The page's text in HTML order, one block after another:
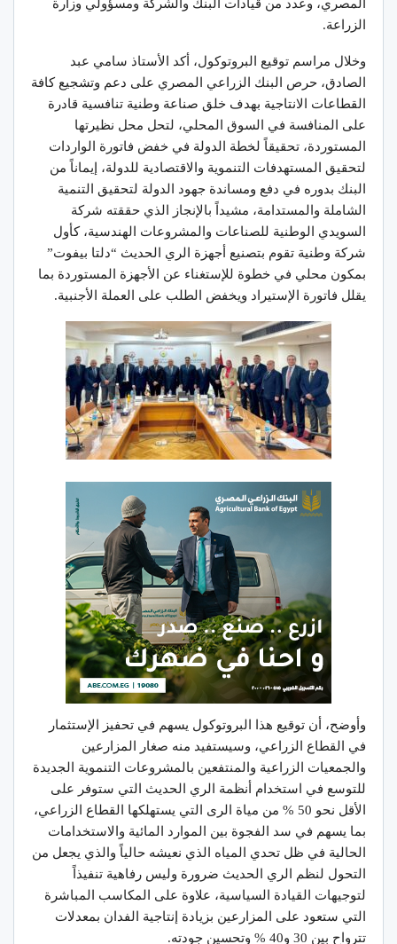
المصري، وعدد من قيادات البنك والشركة ومسؤولي وزارة
الزراعة.
وخلال مراسم توقيع البروتوكول، أكد الأستاذ سامي عبد
الصادق، حرص البنك الزراعي المصري على دعم وتشجيع كافة
القطاعات الانتاجية بهدف خلق صناعة وطنية تنافسية قادرة
على المنافسة في السوق المحلي، لتحل محل نظيرتها
المستوردة، تحقيقاً لخطة الدولة في خفض فاتورة الواردات
لتحقيق المستهدفات التنموية والاقتصادية للدولة، إيماناً من
البنك بدوره في دفع ومساندة جهود الدولة لتحقيق التنمية
الشاملة والمستدامة، مشيداً بالإنجاز الذي حققته شركة
السويدي الوطنية للصناعات والمشروعات الهندسية، كأول
شركة وطنية تقوم بتصنيع أجهزة الري الحديث “دلتا بيفوت”
بمكون محلي في خطوة للإستغناء عن الأجهزة المستوردة بما
يقلل فاتورة الإستيراد ويخفض الطلب على العملة الأجنبية.
وأوضح، أن توقيع هذا البروتوكول يسهم في تحفيز الإستثمار
في القطاع الزراعي، وسيستفيد منه صغار المزارعين
والجمعيات الزراعية والمنتفعين بالمشروعات التنموية الجديدة
للتوسع في استخدام أنظمة الري الحديث التي ستوفر على
الأقل نحو 50 % من مياة الرى التي يستهلكها القطاع الزراعي،
بما يسهم في سد الفجوة بين الموارد المائية والاستخدامات
الحالية في ظل تحدي المياه الذي نعيشه حالياً والذي يجعل من
التحول لنظم الري الحديث ضرورة وليس رفاهية تنفيذاً
لتوجيهات القيادة السياسية، علاوة على المكاسب المباشرة
التي ستعود على المزارعين بزيادة إنتاجية الفدان بمعدلات
تترواح بين 30 و40 % وتحسين جودته.